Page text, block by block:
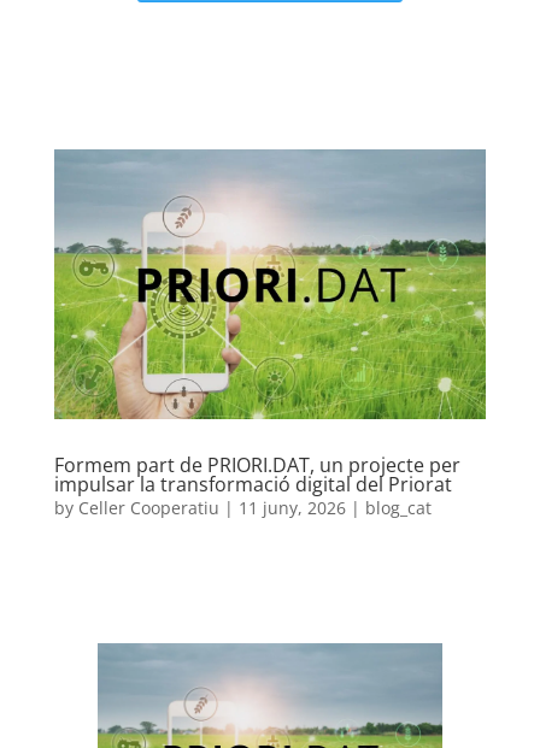
Formem part de PRIORI.DAT, un projecte per
impulsar la transformació digital del Priorat
by Celler Cooperatiu | 11 juny, 2026| blog_cat